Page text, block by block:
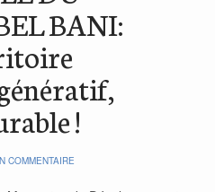
BANI:
!
COMMENTAIRE